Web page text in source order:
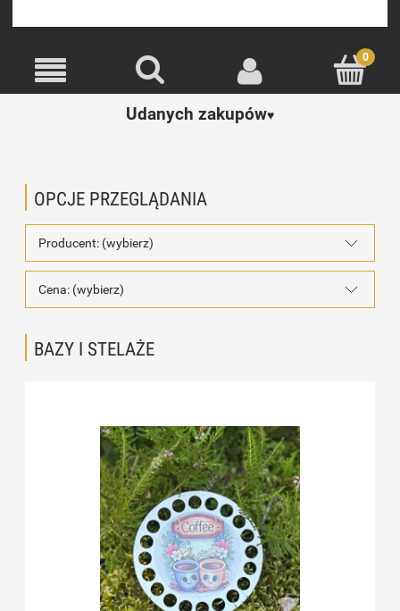
Udanych zakupów♥️
OPCJE PRZEGLĄDANIA
Producent: (wybierz)
Cena: (wybierz)
BAZY I STELAŻE